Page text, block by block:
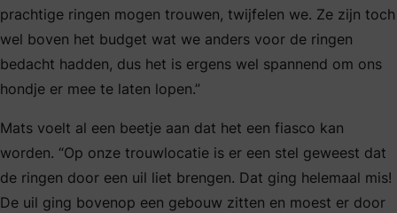
prachtige ringen mogen trouwen, twijfelen we. Ze zijn toch
wel boven het budget wat we anders voor de ringen
bedacht hadden, dus het is ergens wel spannend om ons
hondje er mee te laten lopen.”
Mats voelt al een beetje aan dat het een fiasco kan
worden. “Op onze trouwlocatie is er een stel geweest dat
de ringen door een uil liet brengen. Dat ging helemaal mis!
De uil ging bovenop een gebouw zitten en moest er door